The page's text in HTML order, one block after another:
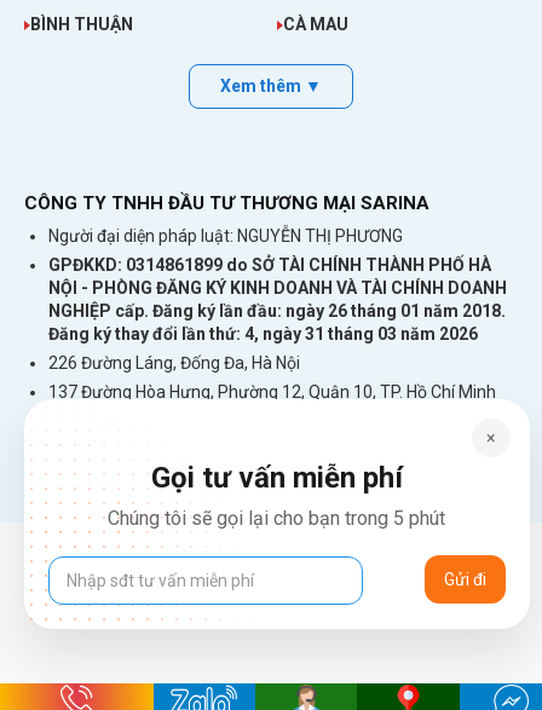
BÌNH THUẬN CÀ MAU
Xem thêm ▼
CÔNG TY TNHH ĐẦU TƯ THƯƠNG MẠI SARINA
Người đại diện pháp luật: NGUYỄN THỊ PHƯƠNG
GPĐKKD: 0314861899 do SỞ TÀI CHÍNH THÀNH PHỐ HÀ
NỘI - PHÒNG ĐĂNG KÝ KINH DOANH VÀ TÀI CHÍNH DOANH
NGHIỆP cấp. Đăng ký lần đầu: ngày 26 tháng 01 năm 2018.
Đăng ký thay đổi lần thứ: 4, ngày 31 tháng 03 năm 2026
226 Đường Láng, Đống Đa, Hà Nội
137 Đường Hòa Hưng, Phường 12, Quận 10, TP. Hồ Chí Minh
Email:
Giaiphap3g@gmail.com
×
Gọi tư vấn miễn phí
Chúng tôi sẽ gọi lại cho bạn trong 5 phút